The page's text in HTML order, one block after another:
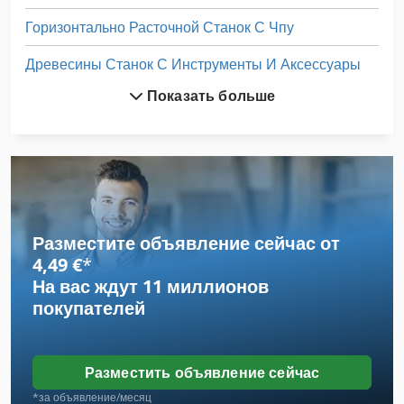
Горизонтально Расточной Станок С Чпу
Древесины Станок С Инструменты И Аксессуары
Завод По Переработке Шин
Как Связаться С Шлифовальный Станок
Мини Плоский Шлифовальный Станок
Рабочая Транспортного Средства
Сверлильный Станок С Чпу
Скошенная Шкипер 200 Л
Станки По Металу
Показать больше
Разместите объявление сейчас от
4,49 €*
На вас ждут 11 миллионов
покупателей
Разместить объявление сейчас
*за объявление/месяц